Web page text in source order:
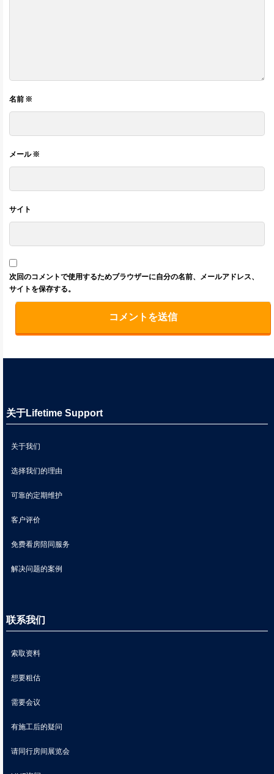
名前 ※
メール※
サイト
次回のコメントで使用するためブラウザーに自分の名前、メールアドレス、
サイトを保存する。
关于Lifetime Support
关于我们
选择我们的理由
可靠的定期维护
客户评价
免费看房陪同服务
解决问题的案例
联系我们
索取资料
想要粗估
需要会议
有施工后的疑问
请同行房间展览会